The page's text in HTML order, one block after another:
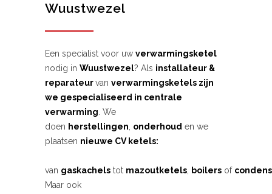
Wuustwezel
Een specialist voor uw verwarmingsketel
nodig in Wuustwezel? Als installateur &
reparateurvan verwarmingsketels zijn
we gespecialiseerd in centrale
verwarming . We
doen herstellingen onderhoud en we
plaatsen nieuwe CV ketels:
van gaskachels tot mazoutketels boilers of
Maar ook